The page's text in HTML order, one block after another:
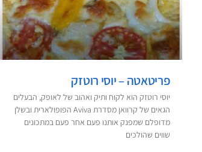
פריטאטה – יוסי רוטזק
יוסי רוטזק הוא לקוח ותיק ואהוב של לאופק, הבעלים
הגאים של קרוואן מסדרת Aviva הפופולארית ובשלן
מדופלם שמפנק אותנו פעם אחר פעם במתכונים
שווים שהולכים